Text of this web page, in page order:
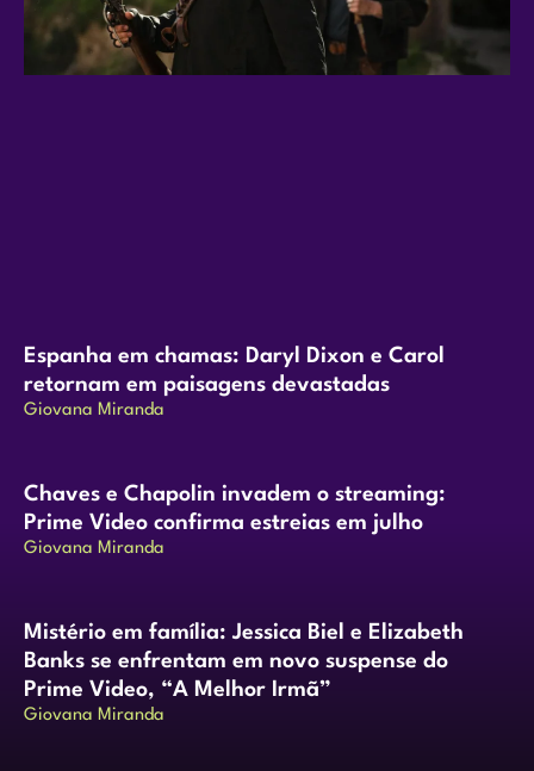
Espanha em chamas: Daryl Dixon e Carol
retornam em paisagens devastadas
Giovana Miranda
Chaves e Chapolin invadem o streaming:
Prime Video confirma estreias em julho
Giovana Miranda
Mistério em família: Jessica Biel e Elizabeth
Banks se enfrentam em novo suspense do
Prime Video, “A Melhor Irmã”
Giovana Miranda